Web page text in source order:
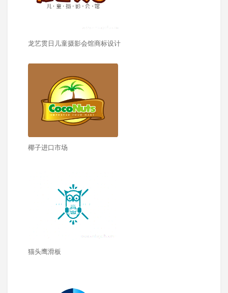
龙艺贯日儿童摄影会馆商标设计
椰子进口市场
猫头鹰滑板